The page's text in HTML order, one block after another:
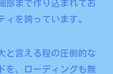
部まで作り込まれてお
ィを誇っています。
と言える程の圧倒的な
を、ローディングも無